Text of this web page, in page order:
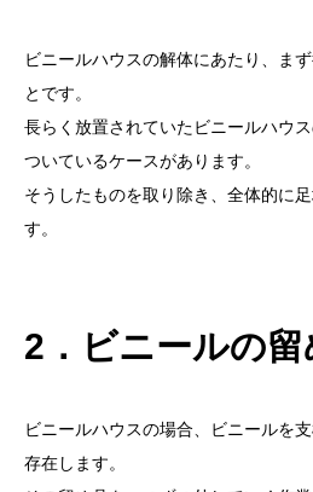
ビニールハウスの解体にあたり、ま
とです。
長らく放置されていたビニールハウ
ついているケースがあります。
そうしたものを取り除き、全体的に
す。
2．ビニールの
ビニールハウスの場合、ビニールを
存在します。